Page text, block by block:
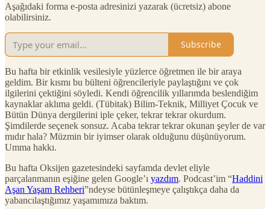
Aşağıdaki forma e-posta adresinizi yazarak (ücretsiz) abone
olabilirsiniz.
Subscribe
Bu hafta bir etkinlik vesilesiyle yüzlerce öğretmen ile bir araya
geldim. Bir kısmı bu bülteni öğrencileriyle paylaştığını ve çok
ilgilerini çektiğini söyledi. Kendi öğrencilik yıllarımda beslendiğim
kaynaklar aklıma geldi. (Tübitak) Bilim-Teknik, Milliyet Çocuk ve
Bütün Dünya dergilerini iple çeker, tekrar tekrar okurdum.
Şimdilerde seçenek sonsuz. Acaba tekrar tekrar okunan şeyler de var
mıdır hala? Müzmin bir iyimser olarak olduğunu düşünüyorum.
Umma hakkı.
Bu hafta Oksijen gazetesindeki sayfamda devlet eliyle
parçalanmanın eşiğine gelen Google’ı yazdım. Podcast’im “Haddini
Aşan Yaşam Rehberi”ndeyse bütünleşmeye çalıştıkça daha da
yabancılaştığımız yaşamımıza baktım.